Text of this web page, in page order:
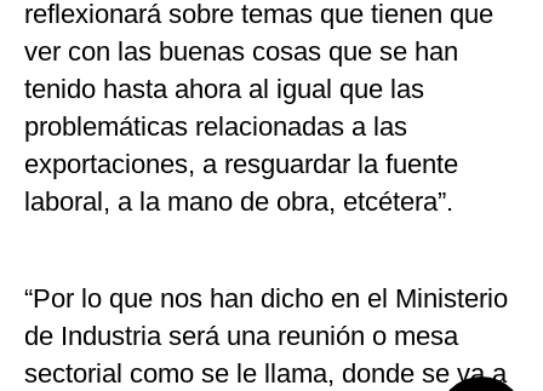
reflexionará sobre temas que tienen que
ver con las buenas cosas que se han
tenido hasta ahora al igual que las
problemáticas relacionadas a las
exportaciones, a resguardar la fuente
laboral, a la mano de obra, etcétera”.
“Por lo que nos han dicho en el Ministerio
de Industria será una reunión o mesa
sectorial como se le llama, donde se va a